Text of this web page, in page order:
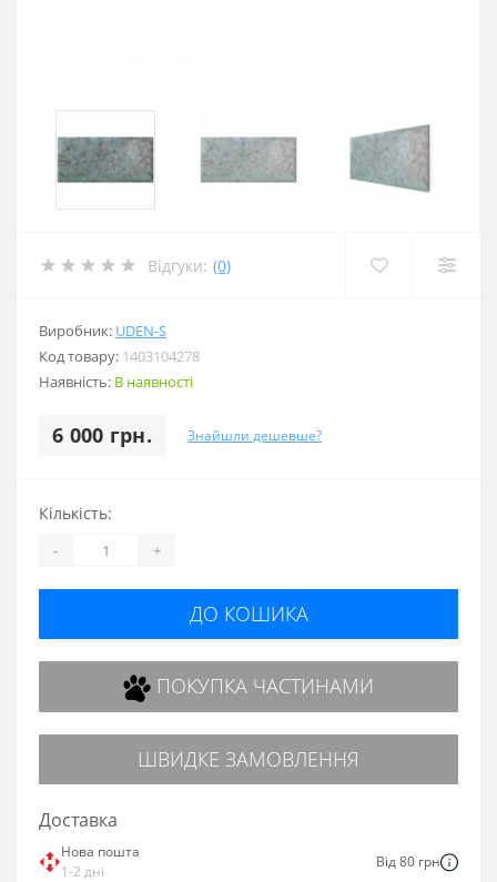
Відгуки: (0)
Виробник: UDEN-S
Код товару: 1403104278
Наявність: В наявності
6 000 грн. Знайшли дешевше?
Кількість:
- +
ДО КОШИКА
ПОКУПКА ЧАСТИНАМИ
ШВИДКЕ ЗАМОВЛЕННЯ
Доставка
Нова пошта
1-2 дні
Від 80 грн